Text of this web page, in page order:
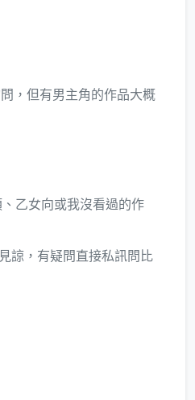
，但有男主角的作品大概
乙女向或我沒看過的作
諒，有疑問直接私訊問比